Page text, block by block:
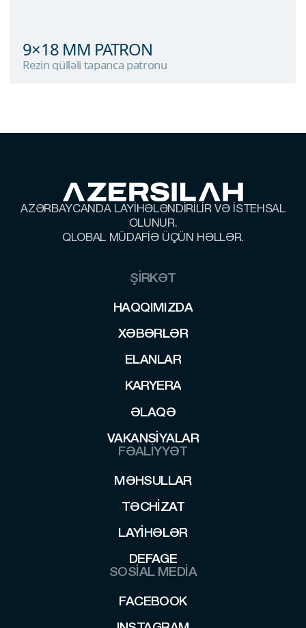
9×18 MM PATRON
Rezin gülləli tapanca patronu
AZƏRBAYCANDA LAYİHƏLƏNDİRİLİR VƏ İSTEHSAL
OLUNUR.
QLOBAL MÜDAFİƏ ÜÇÜN HƏLLƏR.
ŞİRKƏT
HAQQIMIZDA
XƏBƏRLƏR
ELANLAR
KARYERA
ƏLAQƏ
VAKANSIYALAR
VAKANSIYALAR
FƏALİYYƏT
MƏHSULLAR
TƏCHIZAT
LAYİHƏLƏR
DEFAGE
DEFAGE
SOSİAL MEDİA
FACEBOOK